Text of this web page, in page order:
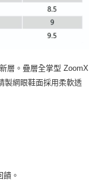
層。疊層全掌型 ZoomX
製網眼鞋面採用柔軟透
。